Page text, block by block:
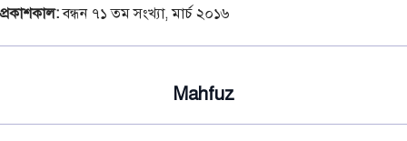
প্রকাশকাল:বন্ধন ৭১ তম সংখ্যা, মার্চ ২০১৬
Mahfuz